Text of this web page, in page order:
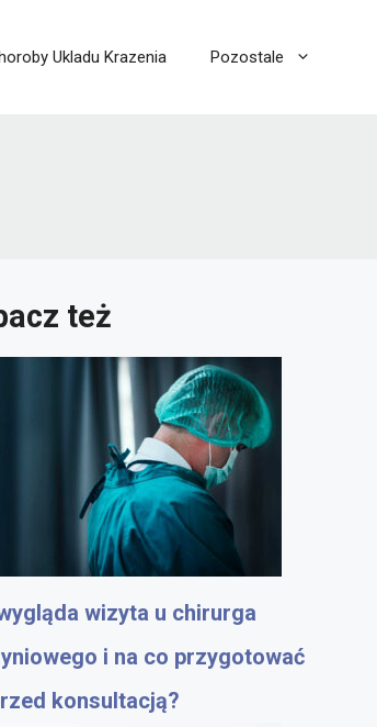
Ukladu Krazenia Pozostale
też
wizyta u chirurga
i na co przygotować
konsultacją?